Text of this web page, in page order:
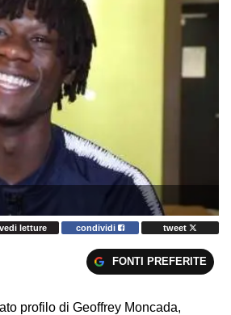
vedi letture condividi
tweet
FONTI PREFERITE
profilo di Geoffrey Moncada,